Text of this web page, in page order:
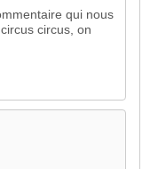
qui nous
circus, on